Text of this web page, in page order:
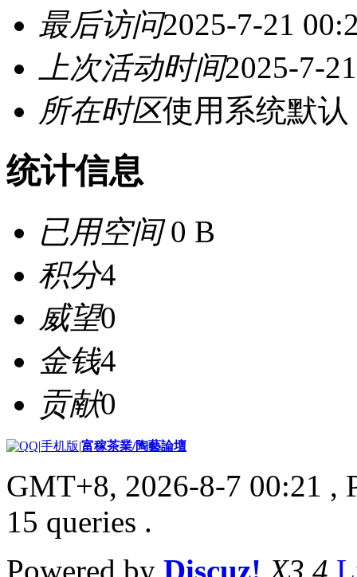
最后访问2025-7-21
上次活动时间2025-7-
所在时区使用系统默认
统计信息
已用空间0 B
积分4
威望0
金钱4
贡献0
|手机版|富稼茶業/陶藝論壇
GMT+8, 2026-8-7 00:21 ,
15 queries .